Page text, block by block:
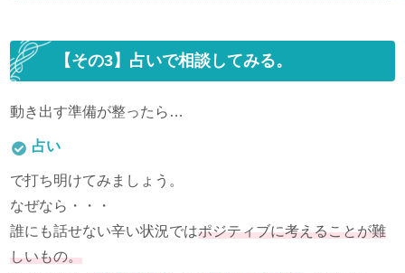
【その3】占いで相談してみる。
動き出す準備が整ったら…
占い
で打ち明けてみましょう。
なぜなら・・・
誰にも話せない辛い状況ではポジティブに考えることが難
しいもの。